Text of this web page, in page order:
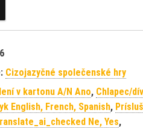
Cizojazyčné společenské hry
v kartonu A/N Ano, Chlapec/
English, French, Spanish,
Ne, Yes,